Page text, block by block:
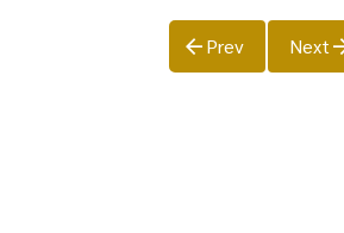
Prev Next